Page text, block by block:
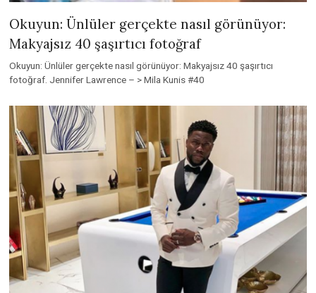
Okuyun: Ünlüler gerçekte nasıl görünüyor:
Makyajsız 40 şaşırtıcı fotoğraf
Okuyun: Ünlüler gerçekte nasıl görünüyor: Makyajsız 40 şaşırtıcı
fotoğraf. Jennifer Lawrence – > Mila Kunis #40